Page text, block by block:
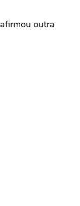
afirmou outra